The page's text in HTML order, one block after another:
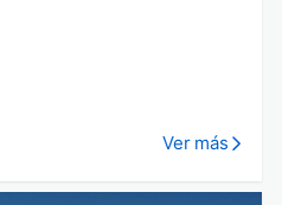
Ver más